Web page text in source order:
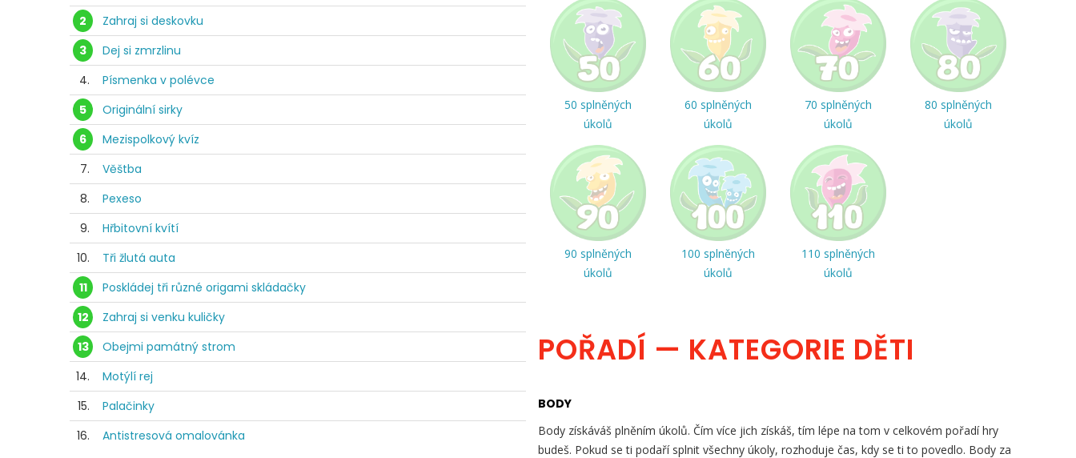
2
Zahraj si deskovku
3
Dej si zmrzlinu
4.
Písmenka v polévce
5
Originální sirky
6
Mezispolkový kvíz
7.
Věštba
8.
Pexeso
9.
Hřbitovní kvítí
10.
Tři žlutá auta
11
Poskládej tři různé origami skládačky
12
Zahraj si venku kuličky
13
Obejmi památný strom
14.
Motýlí rej
15.
Palačinky
16.
Antistresová omalovánka
50 splněných
úkolů
60 splněných
úkolů
70 splněných
úkolů
80 splněných
úkolů
90 splněných
úkolů
100 splněných
úkolů
110 splněných
úkolů
POŘADÍ — KATEGORIE DĚTI
BODY
Body získáváš plněním úkolů. Čím více jich získáš, tím lépe na tom v celkovém pořadí hry
budeš. Pokud se ti podaří splnit všechny úkoly, rozhoduje čas, kdy se ti to povedlo. Body za